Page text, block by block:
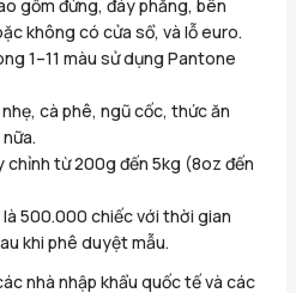
gồm đứng, đáy phẳng, bên
không có cửa sổ, và lỗ euro.
1–11 màu sử dụng Pantone
cà phê, ngũ cốc, thức ăn
từ 200g đến 5kg (8oz đến
500.000 chiếc với thời gian
khi phê duyệt mẫu.
nhà nhập khẩu quốc tế và các